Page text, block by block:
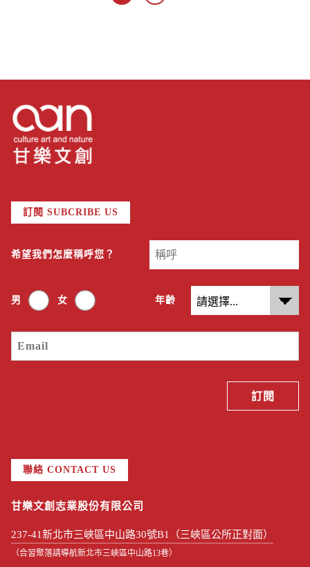
訂閱 SUBCRIBE US
希望我們怎麼稱呼您？
男 女 年齡
聯絡 CONTACT US
甘樂文創志業股份有限公司
237-41新北市三峽區中山路30號B1（三峽區公所正對面）
（合習聚落請導航新北市三峽區中山路13巷）